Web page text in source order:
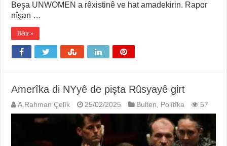
Beşa UNWOMEN a rêxistinê ve hat amadekirin. Rapor
nîşan …
Bêtir »
Amerîka di NYyê de pişta Rûsyayê girt
A.Rahman Çelîk 25/02/2025 Bulten, Polîtîka 57